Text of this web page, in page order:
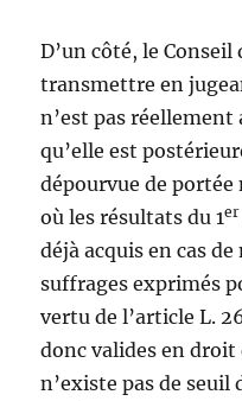
D’un côté, le
transmettre en
n’est pas
qu’elle est
dépourvue de
où les résultats du 1er
déjà acquis en cas
suffrages exprimés
vertu de l’article L.
donc valides en droit
n’existe pas de